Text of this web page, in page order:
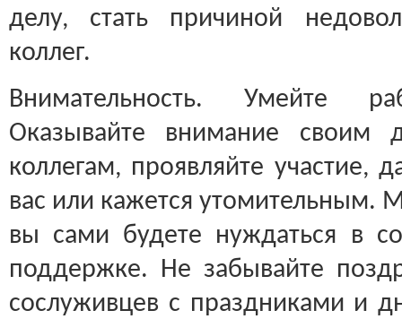
делу, стать причиной
коллег.
Внимательность. Умейте
Оказывайте внимание своим
коллегам, проявляйте участие,
вас или кажется утомительным.
вы сами будете нуждаться в
поддержке. Не забывайте
сослуживцев с праздниками и